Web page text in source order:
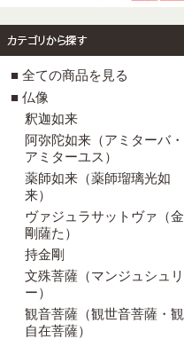
■ 全ての商品を見る
■ 仏像
釈迦如来
阿弥陀如来（アミターバ・
アミターユス）
薬師如来（薬師瑠璃光如
来）
ヴァジュラサットヴァ（金
剛薩た）
持金剛
文殊菩薩（マンジュシュリ
ー）
観音菩薩（観世音菩薩・観
自在菩薩）